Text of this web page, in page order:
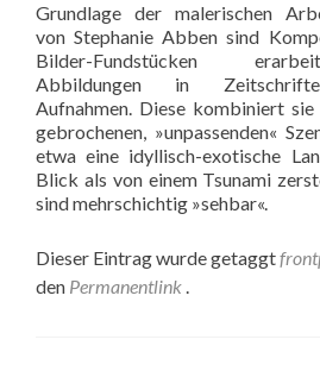
Grundlage der malerischen
von Stephanie Abben sind
Bilder-Fundstücken
Abbildungen in
Aufnahmen. Diese kombiniert
gebrochenen, »unpassenden«
etwa eine idyllisch-exotische
Blick als von einem Tsunami
sind mehrschichtig »sehbar«.
Dieser Eintrag wurde getaggt
den Permanentlink .